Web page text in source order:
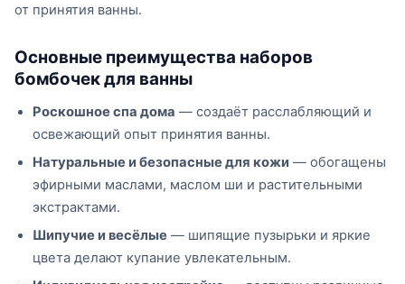
от принятия ванны.
Основные преимущества наборов
бомбочек для ванны
Роскошное спа дома — создаёт расслабляющий и
освежающий опыт принятия ванны.
Натуральные и безопасные для кожи — обогащены
эфирными маслами, маслом ши и растительными
экстрактами.
Шипучие и весёлые — шипящие пузырьки и яркие
цвета делают купание увлекательным.